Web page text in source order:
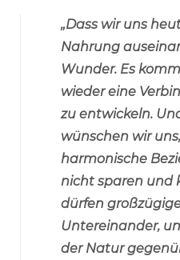
„Dass wir uns
Nahrung
Wunder. Es
wieder eine
zu entwickeln.
wünschen wir
harmonische
nicht sparen und
dürfen
Untereinander,
der Natur